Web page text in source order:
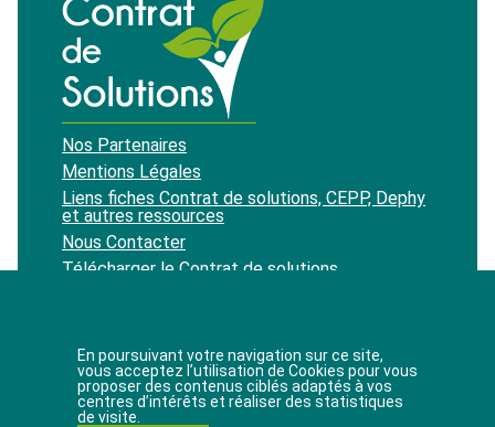
En poursuivant votre navigation sur ce site,
vous acceptez l’utilisation de Cookies pour vous
proposer des contenus ciblés adaptés à vos
centres d’intérêts et réaliser des statistiques
de visite.
Nos Partenaires
Mentions Légales
Liens fiches Contrat de solutions, CEPP, Dephy
et autres ressources
Nous Contacter
Télécharger le Contrat de solutions
J'accepte de recevoir les newsletters du site.